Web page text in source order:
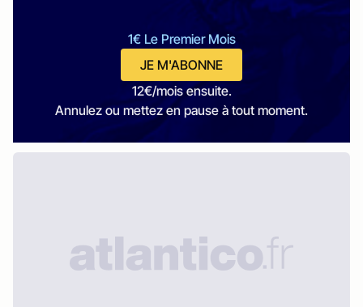
1€ Le Premier Mois
JE M'ABONNE
12€/mois ensuite.
Annulez ou mettez en pause à tout moment.